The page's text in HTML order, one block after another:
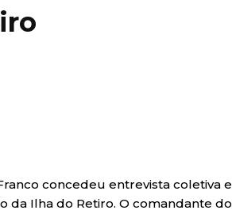
concedeu entrevista coletiva e
Ilha do Retiro. O comandante do